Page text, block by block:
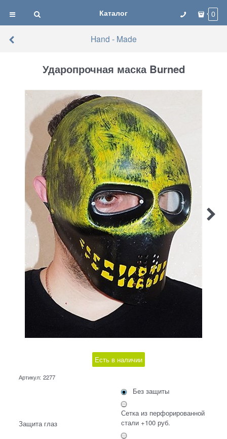
Каталог 0
Hand - Made
Ударопрочная маска Burned
Есть в наличии
Артикул: 2277
Защита глаз
Без защиты
Сетка из перфорированной
стали +100 руб.